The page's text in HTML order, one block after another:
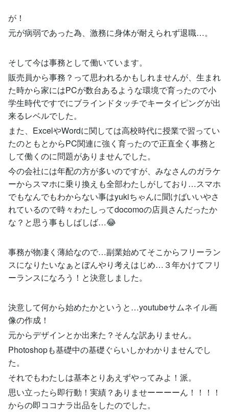
が！
元が病弱であった為、激務に身体が耐えられず退職…。
そして今は事務として働いています。
販売員から事務？って思われるかもしれませんが、生まれ
た時から家にはPCが数台あるような環境で育ったので小
学生時代ですでにブラインドタッチでキータイピングが出
来るレベルでした。
また、ExcelやWordに関しては高校時代に授業で習ってい
たのともとからPC関連に強く育ったので正直全く事務と
して働くのに問題がありませんでした。
今の会社には年配の方が多いのですが、みなさんのガラケ
ーからスマホに乗り換えも全部わたしがしており…スマホ
でもなんでもわからない事はyukiちゃんに聞けばいいやさ
れているので時々わたしってdocomoの店員さんだったか
な？と思う事もしばしば…😂
事務が物凄く薄給なので…副業始めてそこからフリーラン
スになりたいなぁとぼんやり考えはじめ…３年かけてフリ
ーランスになろう！と決意しました。
決意して何から始めたかというと…youtubeサムネイル画
像の作成！
元からデザインとか出来た？そんな訳ありません。
Photoshopも基礎中の基礎ぐらいしかわかりませんでし
た。
それでもわたしは基本とりあえずやってみよ！派。
思い立ったら即行動！実績？ありませーーーーん！！！！
からの即ココナラ出品をしたのでした。